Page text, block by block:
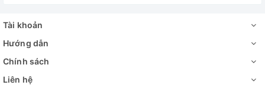
Tài khoản
Hướng dẫn
Chính sách
Liên hệ